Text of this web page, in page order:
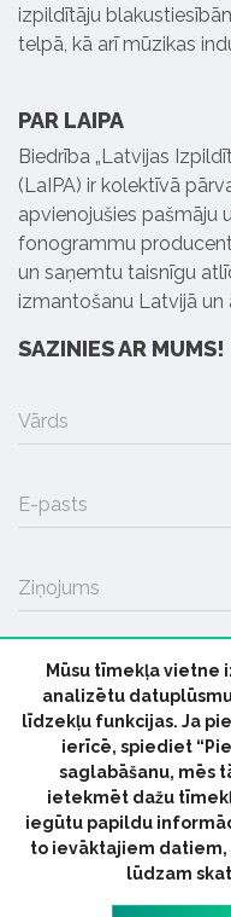
izpildītāju
telpā, kā arī mūzikas
PAR LAIPA
Biedrība „Latvijas
(LaIPA) ir kolektīvā
apvienojušies pašmāju
fonogrammu
un saņemtu taisnīgu
izmantošanu Latvijā un
SAZINIES AR MUMS!
Vārds
E-pasts
Ziņojums
© 2026
ParMuziku.lv
Industrijas ABC
Mūsu tīmekļa vietne
analizētu
līdzekļu funkcijas. Ja
ierīcē, spiediet
saglabāšanu, mēs
ietekmēt dažu
iegūtu papildu
to ievāktajiem datiem,
lūdzam